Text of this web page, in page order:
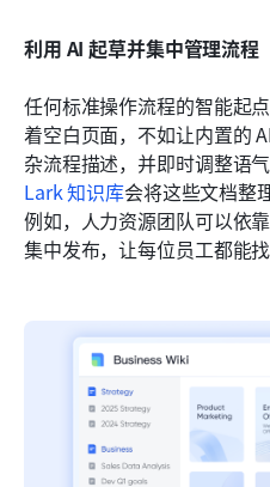
利用 AI 起草并集中管理流程
任何标准操作流程的智能起
着空白页面，不如让内置的
杂流程描述，并即时调整语
Lark 知识库会将这些文档整
例如，人力资源团队可以依
集中发布，让每位员工都能